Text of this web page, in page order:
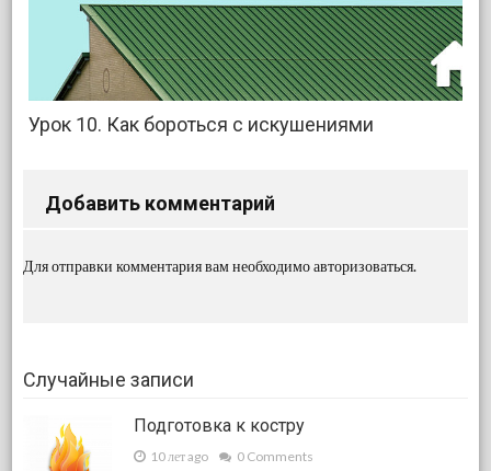
Урок 10. Как бороться с искушениями
Добавить комментарий
Для отправки комментария вам необходимоавторизоваться.
Случайные записи
Подготовка к костру
10 лет ago 0 Comments